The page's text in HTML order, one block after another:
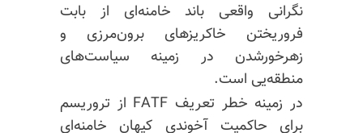
نگرانی واقعی باند خامنه‌‌ای از بابت
فروریختن خاکریزهای برون‌مرزی و
زهرخورشدن در زمینه سیاست‌های
منطقه‌یی است.
در زمینه خطر تعریف FATF از تروریسم
برای حاکمیت آخوندی کیهان خامنه‌ای